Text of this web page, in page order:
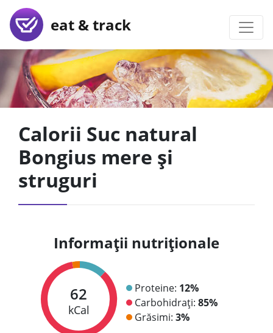
eat & track
Calorii Suc natural
Bongius mere și
struguri
Informații nutriționale
62
kCal
Proteine: 12%
Carbohidrați: 85%
Grăsimi: 3%